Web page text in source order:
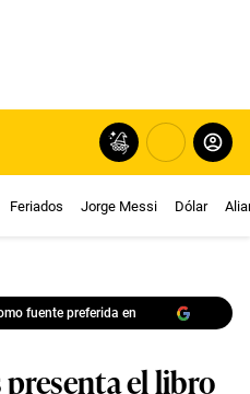
Feriados Jorge Messi Dólar
fuente preferida en
el libro